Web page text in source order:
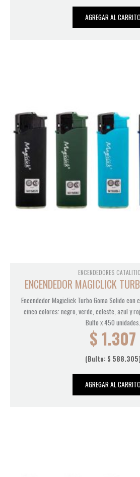
AGREGAR AL
ENCENDEDORES
ENCENDEDOR MAGICLICK
Encendedor Magiclick Turbo Goma Solido
cinco colores: negro, verde, celeste, azul y
Bulto x 450 unidades.
$1.307
(Bulto: $ 588.305)
AGREGAR AL